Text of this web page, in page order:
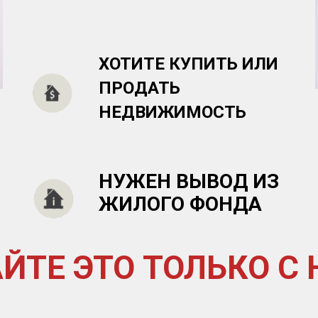
ХОТИТЕ КУПИТЬ ИЛИ
ПРОДАТЬ
НЕДВИЖИМОСТЬ
НУЖЕН ВЫВОД ИЗ
ЖИЛОГО ФОНДА
ЭТО ТОЛЬКО С